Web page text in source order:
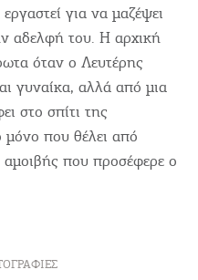
για να μαζέψει
αδελφή του. Η αρχική
όταν ο Λευτέρης
γυναίκα, αλλά από μια
στο σπίτι της
μόνο που θέλει από
αμοιβής που προσέφερε ο